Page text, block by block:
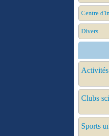
Centre
Divers
Clubs
Sports